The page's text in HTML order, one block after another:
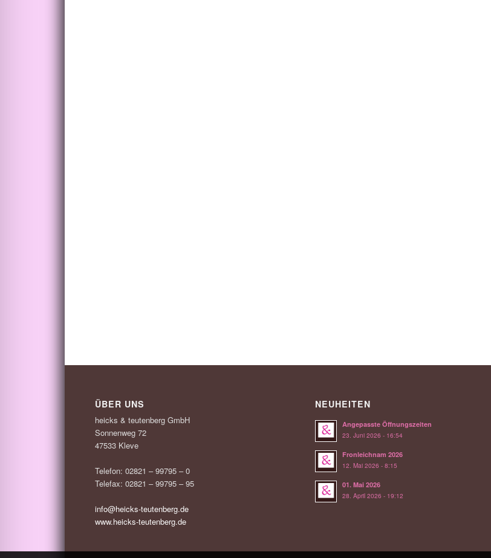
ÜBER UNS
heicks & teutenberg GmbH
Sonnenweg 72
47533 Kleve
Telefon: 02821 – 99795 – 0
Telefax: 02821 – 99795 – 95
info@heicks-teutenberg.de
www.heicks-teutenberg.de
NEUHEITEN
Angepasste Öffnungszeiten
23. Juni 2026 - 16:54
Fronleichnam 2026
12. Mai 2026 - 8:15
01. Mai 2026
28. April 2026 - 19:12